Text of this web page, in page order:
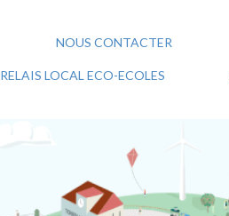
NOUS CONTACTER
RELAIS LOCAL ECO-ECOLES